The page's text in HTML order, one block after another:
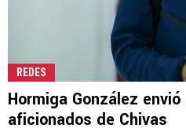
REDES
Hormiga González
aficionados de Chivas